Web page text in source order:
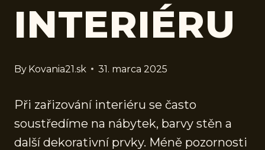
INTERIÉRU
By Kovania21.sk 31. marca 2025
Při zařizování interiéru se často
soustředíme na nábytek, barvy stěn a
další dekorativní prvky. Méně pozornosti